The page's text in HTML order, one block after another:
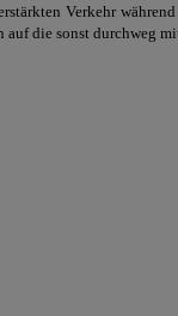
Verkehr
auf die sonst durchweg